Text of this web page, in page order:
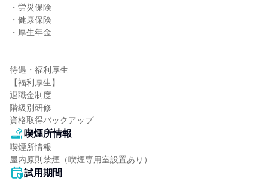
・労災保険
・健康保険
・厚生年金
待遇・福利厚生
【福利厚生】
退職金制度
階級別研修
資格取得バックアップ
喫煙所情報
喫煙所情報
屋内原則禁煙（喫煙専用室設置あり）
試用期間